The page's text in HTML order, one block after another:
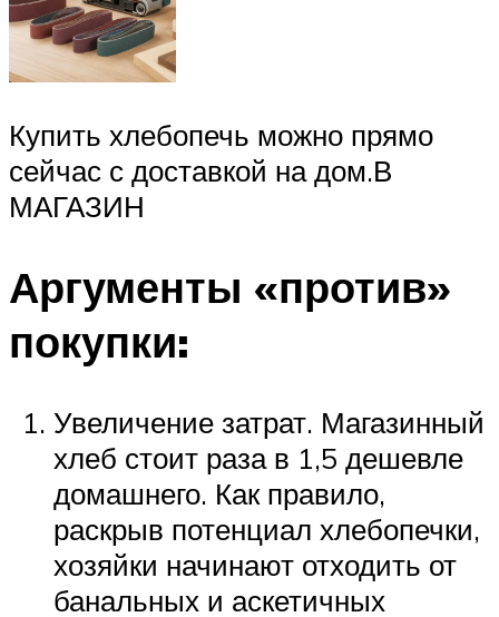
Купить хлебопечь можно прямо
сейчас с доставкой на дом.В
МАГАЗИН
Аргументы «против»
покупки:
Увеличение затрат. Магазинный
хлеб стоит раза в 1,5 дешевле
домашнего. Как правило,
раскрыв потенциал хлебопечки,
хозяйки начинают отходить от
банальных и аскетичных